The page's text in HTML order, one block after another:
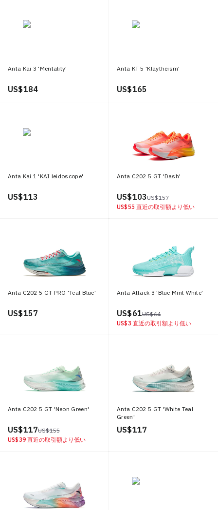
Anta Kai 3 'Mentality'
US$ 184
Anta KT 5 'Klaytheism'
US$ 165
Anta Kai 1 'KAI leidoscope'
US$ 113
Anta C202 5 GT 'Dash'
US$ 103US$ 157
US$ 55 直近の取引額より低い
Anta C202 5 GT PRO 'Teal Blue'
US$ 157
Anta Attack 3 'Blue Mint White'
US$ 61US$ 64
US$ 3 直近の取引額より低い
Anta C202 5 GT 'Neon Green'
US$ 117US$ 155
US$ 39 直近の取引額より低い
Anta C202 5 GT 'White Teal
Green'
US$ 117